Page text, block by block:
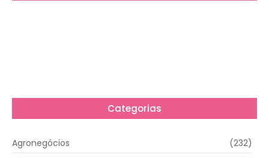
Categorias
Agronegócios
(232)